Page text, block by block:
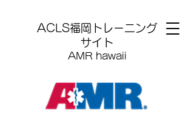
​ACLS福岡トレーニング
サイト
AMR hawaii